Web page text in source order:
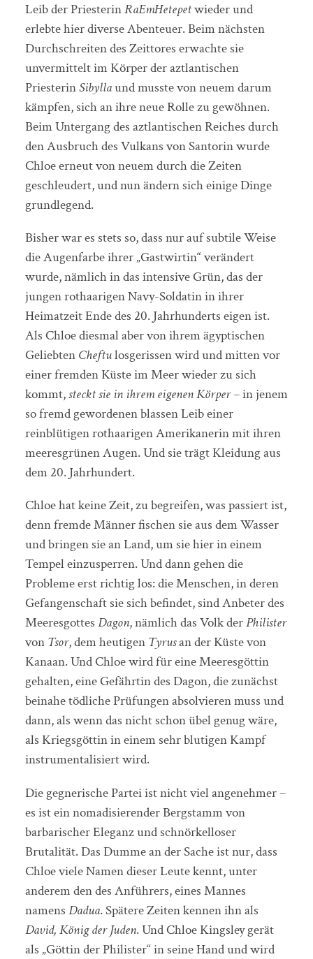
Leib der PriesterinRaEmHetepetwieder und
erlebte hier diverse Abenteuer. Beim nächsten
Durchschreiten des Zeittores erwachte sie
unvermittelt im Körper der aztlantischen
PriesterinSibyllaund musste von neuem darum
kämpfen, sich an ihre neue Rolle zu gewöhnen.
Beim Untergang des aztlantischen Reiches durch
den Ausbruch des Vulkans von Santorin wurde
Chloe erneut von neuem durch die Zeiten
geschleudert, und nun ändern sich einige Dinge
grundlegend.
Bisher war es stets so, dass nur auf subtile Weise
die Augenfarbe ihrer „Gastwirtin“ verändert
wurde, nämlich in das intensive Grün, das der
jungen rothaarigen Navy-Soldatin in ihrer
Heimatzeit Ende des 20. Jahrhunderts eigen ist.
Als Chloe diesmal aber von ihrem ägyptischen
Geliebten Cheftulosgerissen wird und mitten vor
einer fremden Küste im Meer wieder zu sich
kommt,steckt sie in ihrem eigenen Körper– in jenem
so fremd gewordenen blassen Leib einer
reinblütigen rothaarigen Amerikanerin mit ihren
meeresgrünen Augen. Und sie trägt Kleidung aus
dem 20. Jahrhundert.
Chloe hat keine Zeit, zu begreifen, was passiert ist,
denn fremde Männer fischen sie aus dem Wasser
und bringen sie an Land, um sie hier in einem
Tempel einzusperren. Und dann gehen die
Probleme erst richtig los: die Menschen, in deren
Gefangenschaft sie sich befindet, sind Anbeter des
Meeresgottes Dagon, nämlich das Volk derPhilister
von Tsor, dem heutigen Tyrusan der Küste von
Kanaan. Und Chloe wird für eine Meeresgöttin
gehalten, eine Gefährtin des Dagon, die zunächst
beinahe tödliche Prüfungen absolvieren muss und
dann, als wenn das nicht schon übel genug wäre,
als Kriegsgöttin in einem sehr blutigen Kampf
instrumentalisiert wird.
Die gegnerische Partei ist nicht viel angenehmer –
es ist ein nomadisierender Bergstamm von
barbarischer Eleganz und schnörkelloser
Brutalität. Das Dumme an der Sache ist nur, dass
Chloe viele Namen dieser Leute kennt, unter
anderem den des Anführers, eines Mannes
namens Dadua. Spätere Zeiten kennen ihn als
David, König der Juden. Und Chloe Kingsley gerät
als „Göttin der Philister“ in seine Hand und wird